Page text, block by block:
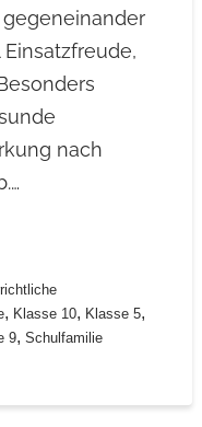
nach
, Klasse 10, Klasse 5,
9, Schulfamilie